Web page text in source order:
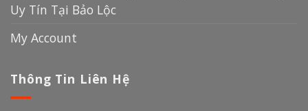
Uy Tín Tại Bảo Lộc
My Account
Thông Tin Liên Hệ